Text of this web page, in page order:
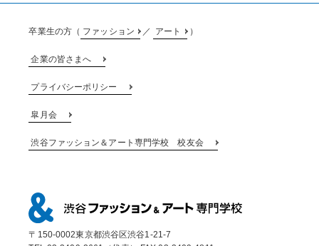
〒150-0002東京都渋谷区渋谷1-21-7
卒業生の方（ ファッション ／ アート ）
企業の皆さまへ
プライバシーポリシー
皐月会
渋谷ファッション＆アート専門学校 校友会